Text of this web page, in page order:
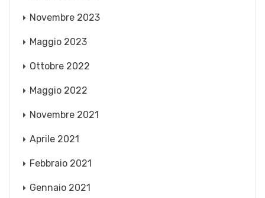
Novembre 2023
Maggio 2023
Ottobre 2022
Maggio 2022
Novembre 2021
Aprile 2021
Febbraio 2021
Gennaio 2021